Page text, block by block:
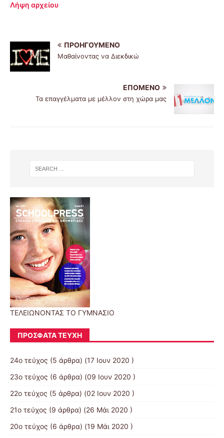
Λήψη αρχείου
ΠΡΟΗΓΟΎΜΕΝΟ
Μαθαίνοντας να Διεκδικώ
ΕΠΌΜΕΝΟ
Τα επαγγέλματα με μέλλον στη χώρα μας
ΤΕΛΕΙΩΝΟΝΤΑΣ ΤΟ ΓΥΜΝΑΣΙΟ
ΠΡΌΣΦΑΤΑ ΤΕΎΧΗ
24ο τεύχος (5 άρθρα) (17 Ιουν 2020 )
23ο τεύχος (6 άρθρα) (09 Ιουν 2020 )
22ο τεύχος (5 άρθρα) (02 Ιουν 2020 )
21ο τεύχος (9 άρθρα) (26 Μάι 2020 )
20ο τεύχος (6 άρθρα) (19 Μάι 2020 )